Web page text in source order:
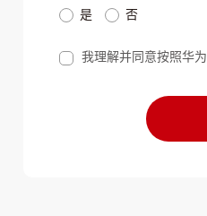
是 否
我理解并同意按照华为